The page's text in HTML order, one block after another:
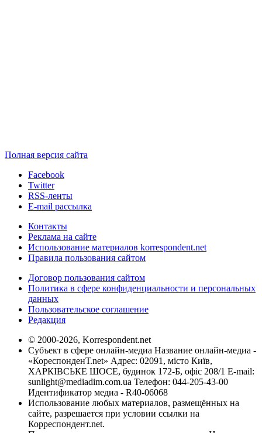
Полная версия сайта
Facebook
Twitter
RSS-ленты
E-mail рассылка
Контакты
Реклама на сайте
Использование материалов korrespondent.net
Правила пользования сайтом
Договор пользования сайтом
Политика в сфере конфиденциальности и персональных
данных
Пользовательское соглашение
Редакция
© 2000-2026, Korrespondent.net
Субъект в сфере онлайн-медиа Название онлайн-медиа -
«КореспонденТ.net» Адрес: 02091, місто Київ,
ХАРКІВСЬКЕ ШОСЕ, будинок 172-Б, офіс 208/1 E-mail:
sunlight@mediadim.com.ua Телефон: 044-205-43-00
Идентификатор медиа - R40-06068
Использование любых материалов, размещённых на
сайте, разрешается при условии ссылки на
Корреспондент.net.